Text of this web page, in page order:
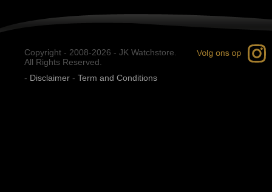
Copyright - 2008-2026 - JK Watchstore.
All Rights Reserved.
- Disclaimer - Term and Conditions